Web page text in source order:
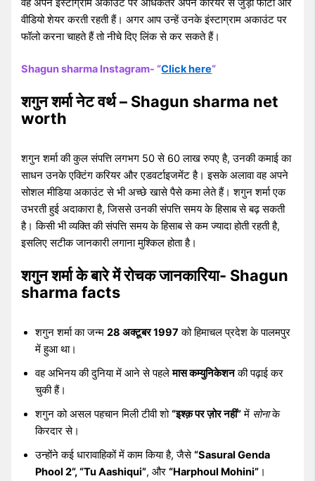
वह अपने इंस्टाग्राम अकाउंट पर अधिकतर अपने करियर से जुड़ी फोटो और
वीडियो शेयर करती रहती हैं। अगर आप उन्हें उनके इंस्टाग्राम अकाउंट पर
फॉलो करना चाहते हैं तो नीचे दिए लिंक से कर सकते हैं।
Shagun sharma Instagram- “Click here“
शगुन शर्मा नेट वर्थ – Shagun sharma net
worth
शगुन शर्मा की कुल संपत्ति लगभग 50 से 60 लाख रुपए है, उनकी कमाई का
साधन उनके एक्टिंग करियर और एडवर्टाइजमेंट है। इसके अलावा वह अपने
सोशल मीडिया अकाउंट से भी अच्छे खासे पैसे कमा लेते हैं। शगुन शर्मा एक
उभरती हुई अदाकारा है, जिससे उनकी संपत्ति समय के हिसाब से बढ़ सकती
है। किसी भी व्यक्ति की संपत्ति समय के हिसाब से कम ज्यादा होती रहती है,
इसलिए सटीक जानकारी लगाना मुश्किल होता है।
शगुन शर्मा के बारे में रोचक जानकारिया- Shagun
sharma facts
शगुन शर्मा का जन्म28 अक्टूबर 1997 को हिमाचल प्रदेश के पालमपुर
में हुआ था।
वह अभिनय की दुनिया में आने से पहलेमास कम्युनिकेशनकी पढ़ाई कर
चुकी हैं।
शगुन को असल पहचान मिली टीवी शो“इश्क़ पर ज़ोर नहीं”में सोनाके
किरदार से।
उन्होंने कई धारावाहिकों में काम किया है, जैसे“Sasural Genda
Phool 2”, “Tu Aashiqui”, और“Harphoul Mohini” ।